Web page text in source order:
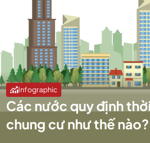
Infographic
Các nước quy định
chung cư như thế nào?